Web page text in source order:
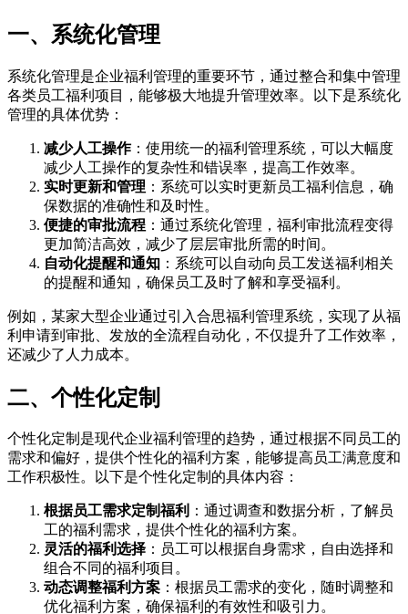
一、系统化管理
系统化管理是企业福利管理的重要环节，通过整合和集中管理
各类员工福利项目，能够极大地提升管理效率。以下是系统化
管理的具体优势：
减少人工操作：使用统一的福利管理系统，可以大幅度
减少人工操作的复杂性和错误率，提高工作效率。
实时更新和管理 ：系统可以实时更新员工福利信息，确
保数据的准确性和及时性。
便捷的审批流程 ：通过系统化管理，福利审批流程变得
更加简洁高效，减少了层层审批所需的时间。
自动化提醒和通知 ：系统可以自动向员工发送福利相关
的提醒和通知，确保员工及时了解和享受福利。
例如，某家大型企业通过引入合思福利管理系统，实现了从福
利申请到审批、发放的全流程自动化，不仅提升了工作效率，
还减少了人力成本。
二、个性化定制
个性化定制是现代企业福利管理的趋势，通过根据不同员工的
需求和偏好，提供个性化的福利方案，能够提高员工满意度和
工作积极性。以下是个性化定制的具体内容：
根据员工需求定制福利 ：通过调查和数据分析，了解员
工的福利需求，提供个性化的福利方案。
灵活的福利选择 ：员工可以根据自身需求，自由选择和
组合不同的福利项目。
动态调整福利方案 ：根据员工需求的变化，随时调整和
优化福利方案，确保福利的有效性和吸引力。